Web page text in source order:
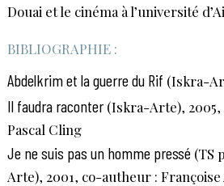
Douai et le cinéma à l’université
BIBLIOGRAPHIE :
Abdelkrim et la guerre du Rif (Iskra-
Il faudra raconter(Iskra-Arte), 2005,
Pascal Cling
Je ne suis pas un homme pressé(TS
Arte), 2001, co-autheur :